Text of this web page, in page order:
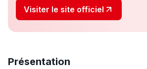
Visiter le site officiel
Présentation